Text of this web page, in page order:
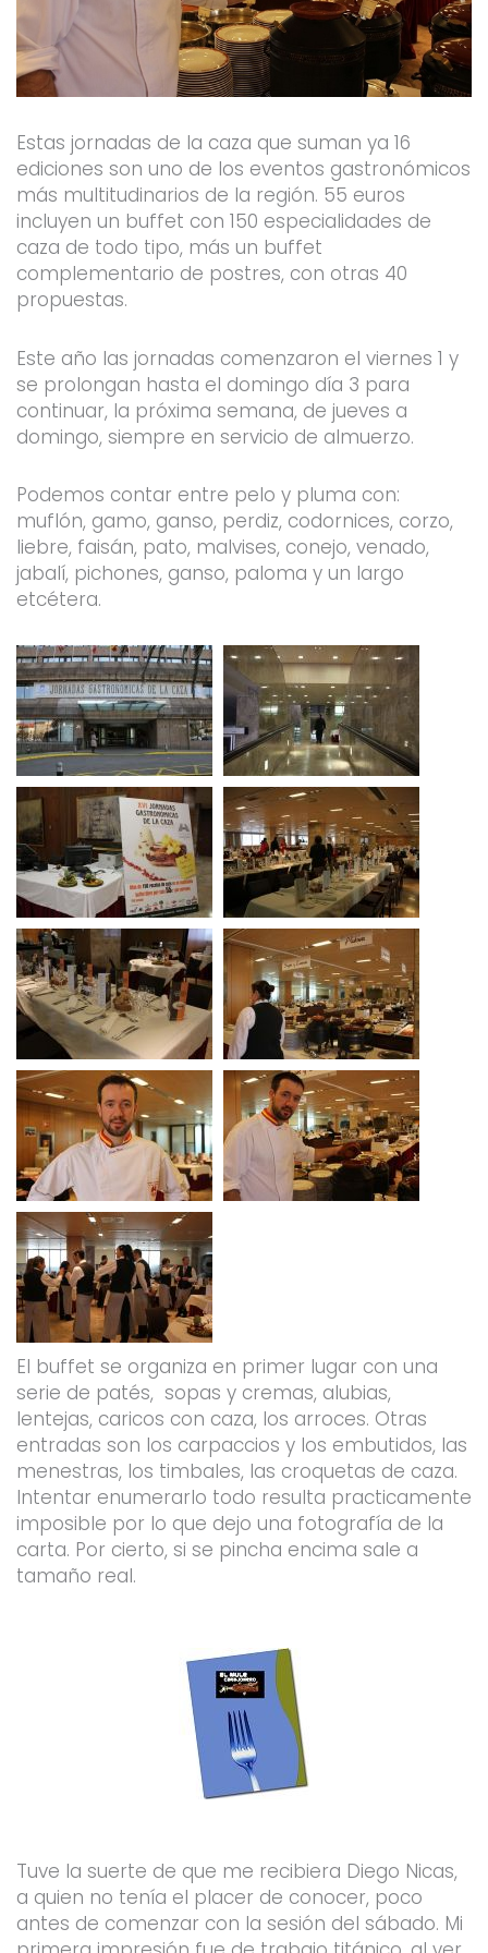
Estas jornadas de la caza que suman ya 16
ediciones son uno de los eventos gastronómicos
más multitudinarios de la región. 55 euros
incluyen un buffet con 150 especialidades de
caza de todo tipo, más un buffet
complementario de postres, con otras 40
propuestas.
Este año las jornadas comenzaron el viernes 1 y
se prolongan hasta el domingo día 3 para
continuar, la próxima semana, de jueves a
domingo, siempre en servicio de almuerzo.
Podemos contar entre pelo y pluma con:
muflón, gamo, ganso, perdiz, codornices, corzo,
liebre, faisán, pato, malvises, conejo, venado,
jabalí, pichones, ganso, paloma y un largo
etcétera.
El buffet se organiza en primer lugar con una
serie de patés, sopas y cremas, alubias,
lentejas, caricos con caza, los arroces. Otras
entradas son los carpaccios y los embutidos, las
menestras, los timbales, las croquetas de caza.
Intentar enumerarlo todo resulta practicamente
imposible por lo que dejo una fotografía de la
carta. Por cierto, si se pincha encima sale a
tamaño real.
Tuve la suerte de que me recibiera Diego Nicas,
a quien no tenía el placer de conocer, poco
antes de comenzar con la sesión del sábado. Mi